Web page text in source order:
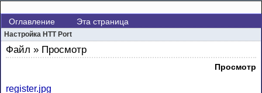
Оглавление Эта страница
Настройка HTT Port
Файл » Просмотр
Просмотр
register.jpg